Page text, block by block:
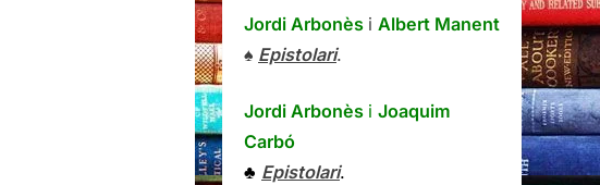
Jordi Arbonès i Albert Manent
♠ Epistolari.
Jordi Arbonès i Joaquim
Carbó
♣ Epistolari.